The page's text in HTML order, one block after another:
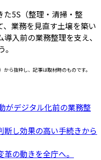
た5S（整理・清掃・整
業務を見直す土壌を築い
入前の業務整理を支え、
ら抜粋し、記事は取材時のものです。
がデジタル化前の業務整
し効果の高い手続きから
の動きを全庁へ。